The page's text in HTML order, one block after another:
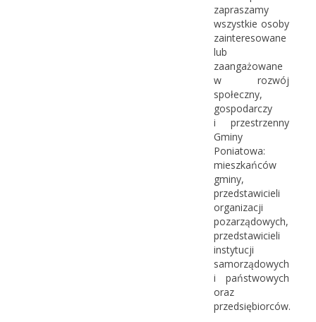
zapraszamy
wszystkie osoby
zainteresowane
lub
zaangażowane
w rozwój
społeczny,
gospodarczy
i przestrzenny
Gminy
Poniatowa:
mieszkańców
gminy,
przedstawicieli
organizacji
pozarządowych,
przedstawicieli
instytucji
samorządowych
i państwowych
oraz
przedsiębiorców.